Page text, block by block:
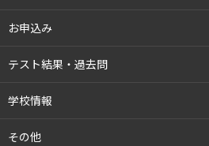
お申込み
テスト結果・過去問
学校情報
その他